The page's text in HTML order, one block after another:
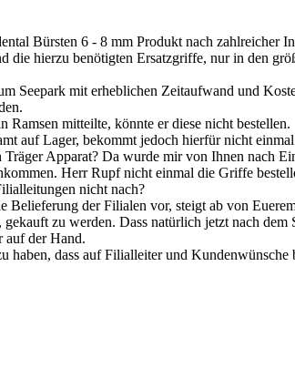
Bürsten 6 - 8 mm Produkt nach
die hierzu benötigten Ersatzgriffe, nur in den
Seepark mit erheblichen Zeitaufwand und
mitteilte, könnte er diese nicht bestellen.
auf Lager, bekommt jedoch hierfür nicht
Apparat? Da wurde mir von Ihnen nach
Herr Rupf nicht einmal die Griffe
nicht nach?
Belieferung der Filialen vor, steigt ab von
zu werden. Dass natürlich jetzt nach
auf der Hand.
haben, dass auf Filialleiter und Kundenwünsche